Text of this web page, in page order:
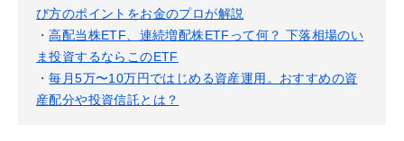
び方のポイントをお金のプロが解説
・高配当株ETF、連続増配株ETFって何？ 下落相場のい
ま投資するならこのETF
・毎月5万〜10万円ではじめる資産運用。おすすめの資
産配分や投資信託とは？